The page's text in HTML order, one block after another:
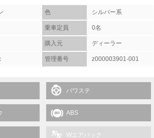
色 シルバー系
乗車定員 0名
購入元 ディーラー
管理番号 z000003901-001
パワステ
ABS
Wエアバック